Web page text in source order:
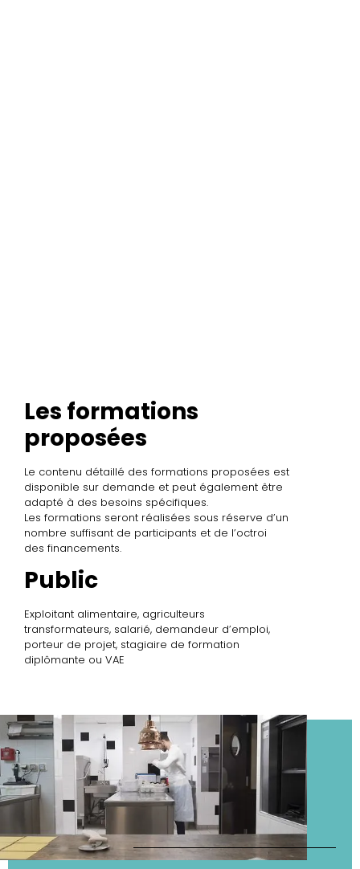
Les formations
proposées
Le contenu détaillé des formations proposées est
disponible sur demande et peut également être
adapté à des besoins spécifiques.
Les formations seront réalisées sous réserve d’un
nombre suffisant de participants et de l’octroi
des financements.
Public
Exploitant alimentaire, agriculteurs
transformateurs, salarié, demandeur d’emploi,
porteur de projet, stagiaire de formation
diplômante ou VAE